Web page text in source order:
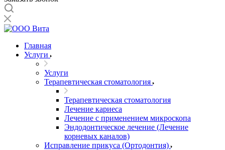
Главная
Услуги
Услуги
Терапевтическая стоматология
Терапевтическая стоматология
Лечение кариеса
Лечение с применением микроскопа
Эндодонтическое лечение (Лечение
корневых каналов)
Исправление прикуса (Ортодонтия)